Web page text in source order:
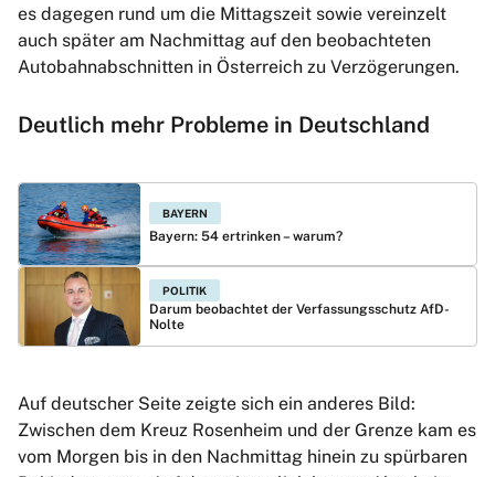
es dagegen rund um die Mittagszeit sowie vereinzelt
auch später am Nachmittag auf den beobachteten
Autobahnabschnitten in Österreich zu Verzögerungen.
Deutlich mehr Probleme in Deutschland
BAYERN
Bayern: 54 ertrinken – warum?
POLITIK
Darum beobachtet der Verfassungsschutz AfD-
Nolte
Auf deutscher Seite zeigte sich ein anderes Bild:
Zwischen dem Kreuz Rosenheim und der Grenze kam es
vom Morgen bis in den Nachmittag hinein zu spürbaren